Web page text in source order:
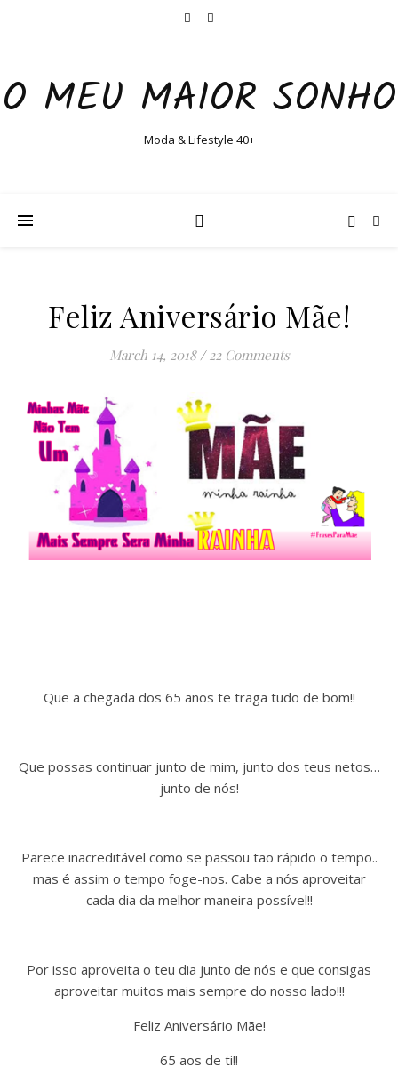
O MEU MAIOR SONHO
Moda & Lifestyle 40+
Feliz Aniversário Mãe!
March 14, 2018 / 22 Comments
Que a chegada dos 65 anos te traga tudo de bom!!
Que possas continuar junto de mim, junto dos teus netos…
junto de nós!
Parece inacreditável como se passou tão rápido o tempo..
mas é assim o tempo foge-nos. Cabe a nós aproveitar
cada dia da melhor maneira possível!!
Por isso aproveita o teu dia junto de nós e que consigas
aproveitar muitos mais sempre do nosso lado!!!
Feliz Aniversário Mãe!
65 aos de ti!!